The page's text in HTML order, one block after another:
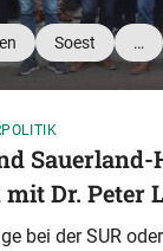
Soest …
Sauerland-
Dr. Peter
bei der SUR